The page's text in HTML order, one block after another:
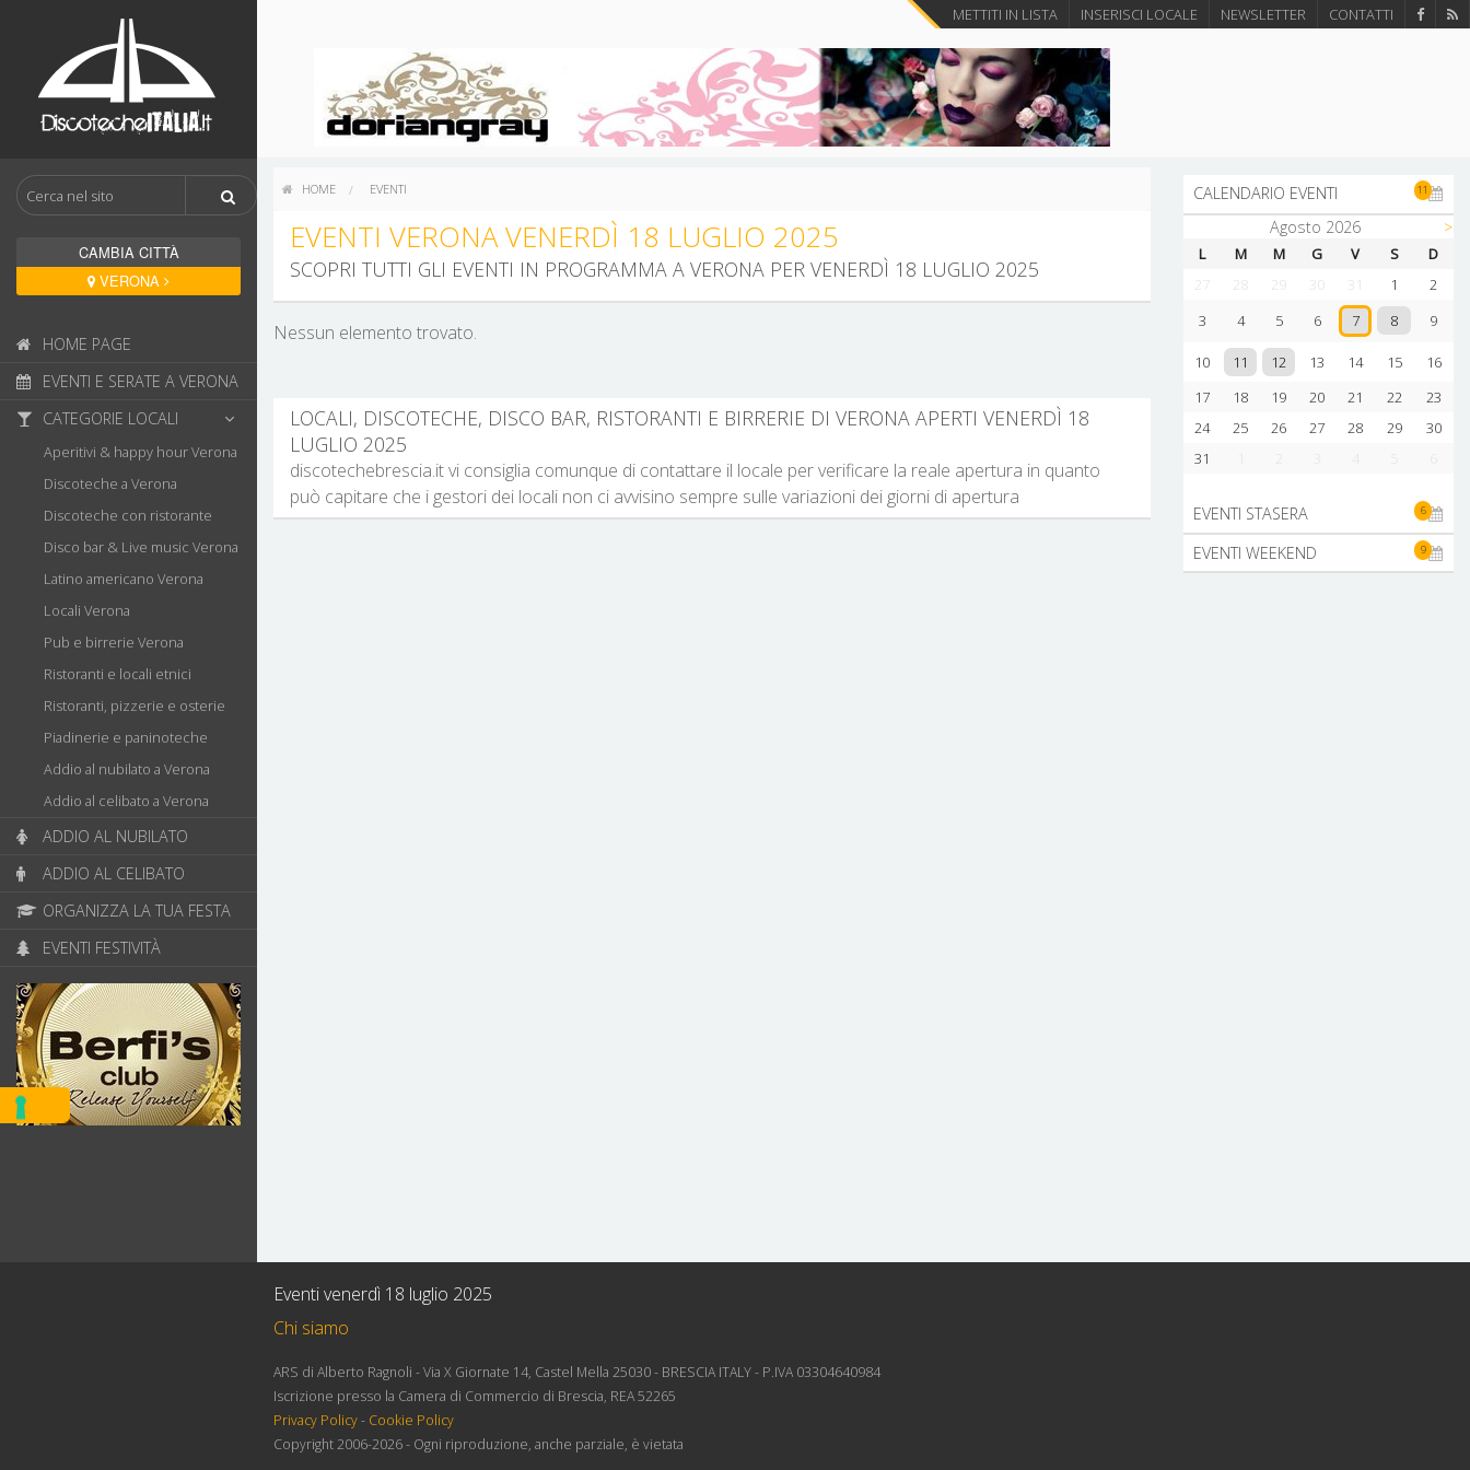
CAMBIA CITTÀ
VERONA
HOME PAGE
EVENTI E SERATE A VERONA
CATEGORIE LOCALI
Aperitivi & happy hour Verona
Discoteche a Verona
Discoteche con ristorante
Disco bar & Live music Verona
Latino americano Verona
Locali Verona
Pub e birrerie Verona
Ristoranti e locali etnici
Ristoranti, pizzerie e osterie
Piadinerie e paninoteche
Addio al nubilato a Verona
Addio al celibato a Verona
ADDIO AL NUBILATO
ADDIO AL CELIBATO
ORGANIZZA LA TUA FESTA
EVENTI FESTIVITÀ
METTITI IN LISTA INSERISCI LOCALE NEWSLETTER CONTATTI
HOME EVENTI
EVENTI VERONA VENERDÌ 18 LUGLIO 2025
SCOPRI TUTTI GLI EVENTI IN PROGRAMMA A VERONA PER VENERDÌ 18 LUGLIO 2025
Nessun elemento trovato.
LOCALI, DISCOTECHE, DISCO BAR, RISTORANTI E BIRRERIE DI VERONA APERTI VENERDÌ 18
LUGLIO 2025
discotechebrescia.it vi consiglia comunque di contattare il locale per verificare la reale apertura in quanto
può capitare che i gestori dei locali non ci avvisino sempre sulle variazioni dei giorni di apertura
CALENDARIO EVENTI 11
Agosto 2026 >
L M M G V S
D
27
28 29 30 31 1
2
3
4 5 6 7 8 9
10 11 12 13 14 15
16
17
18 19 20 21 22
23
24
25 26 27 28 29
30
31
EVENTI STASERA 6
EVENTI WEEKEND 9
Eventi venerdì 18 luglio 2025
Chi siamo
ARS di Alberto Ragnoli - Via X Giornate 14, Castel Mella 25030 - BRESCIA ITALY - P.IVA 03304640984
Iscrizione presso la Camera di Commercio di Brescia, REA 52265
Privacy Policy- Cookie Policy
Copyright 2006-2026 - Ogni riproduzione, anche parziale, è vietata